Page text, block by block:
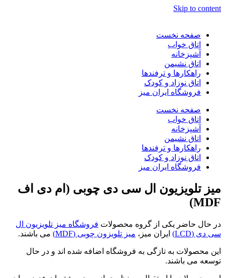
Skip to content
صفحه نخست
اتاق خواب
آشپزخانه
اتاق نشیمن
راهکارها و ترفندها
اتاق نوزاد و کودک
فروشگاه ایران میز
صفحه نخست
اتاق خواب
آشپزخانه
اتاق نشیمن
راهکارها و ترفندها
اتاق نوزاد و کودک
فروشگاه ایران میز
میز تلویزیون ال سی دی چوبی (ام دی اف
MDF)
در حال حاضر یکی از گروه محصولات فروشگاه میز تلویزیون ال
سی دی (LCD)
ایران میز، میز تلویزون چوبی (MDF) می باشند.
این محصولات به تازگی به فروشگاه اضافه شده اند و در حال
توسعه می باشند.